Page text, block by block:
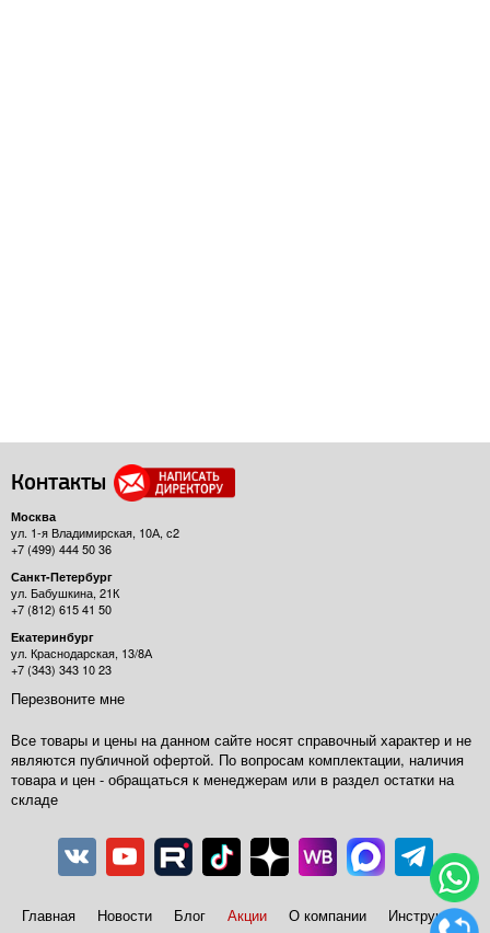
Контакты
Москва
ул. 1-я Владимирская, 10А, с2
+7 (499) 444 50 36
Санкт-Петербург
ул. Бабушкина, 21К
+7 (812) 615 41 50
Екатеринбург
ул. Краснодарская, 13/8А
+7 (343) 343 10 23
Перезвоните мне
Все товары и цены на данном сайте носят справочный характер и не
являются публичной офертой. По вопросам комплектации, наличия
товара и цен - обращаться к менеджерам или в раздел остатки на
складе
Главная Новости Блог Акции О компании Инструкции